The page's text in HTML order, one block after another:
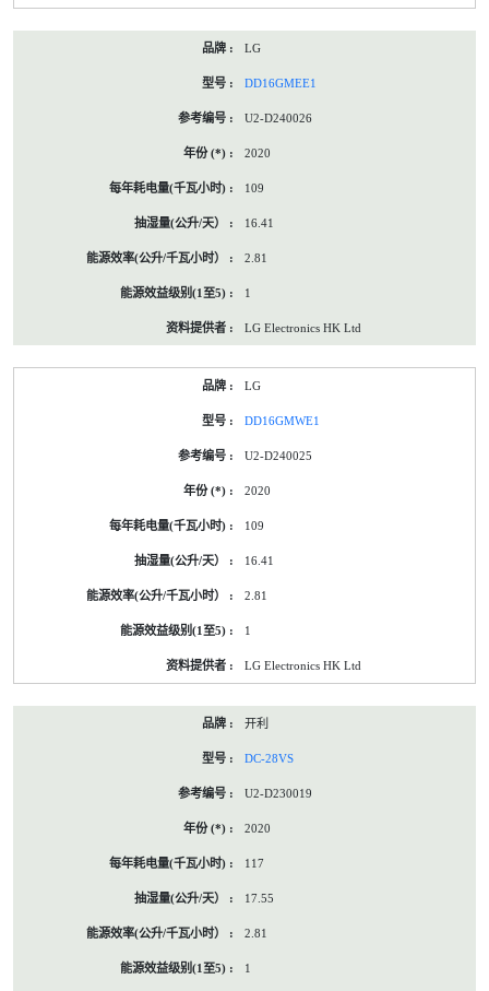
LG
DD16GMEE1
U2-D240026
2020
109
16.41
2.81
1
LG Electronics HK Ltd
LG
DD16GMWE1
U2-D240025
2020
109
16.41
2.81
1
LG Electronics HK Ltd
开利
DC-28VS
U2-D230019
2020
117
17.55
2.81
1